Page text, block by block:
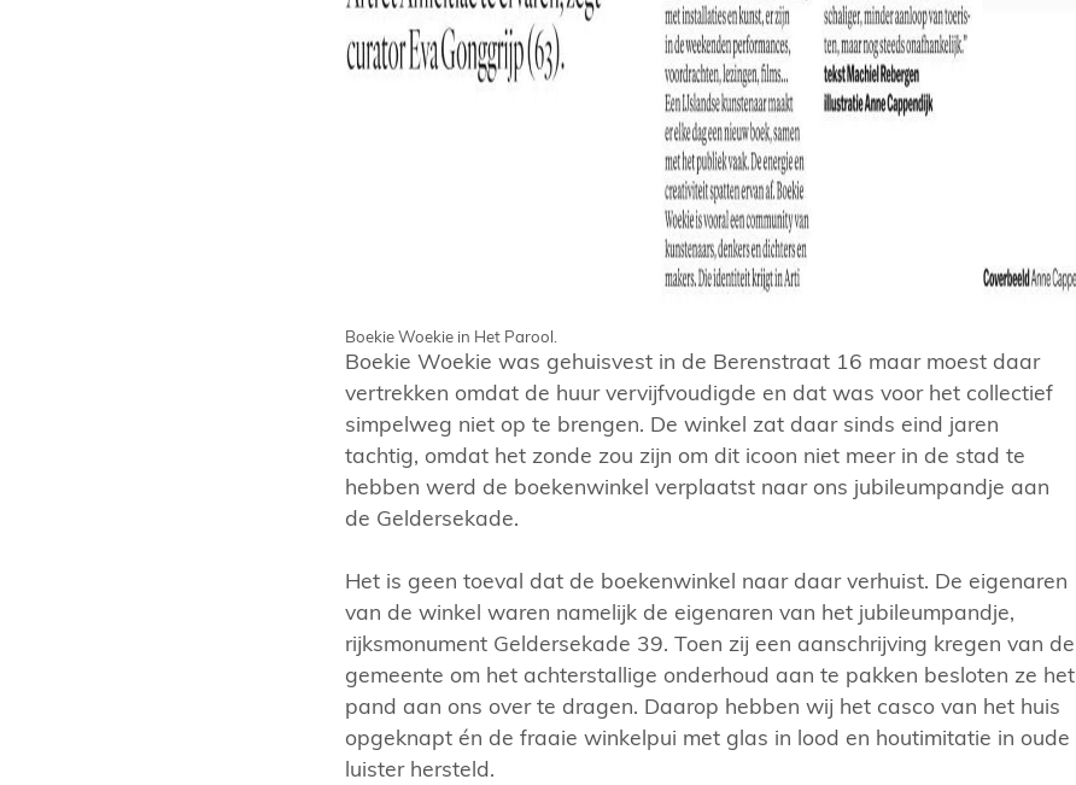
Boekie Woekie in Het Parool.
Boekie Woekie was gehuisvest in de Berenstraat 16 maar moest daar
vertrekken omdat de huur vervijfvoudigde en dat was voor het collectief
simpelweg niet op te brengen. De winkel zat daar sinds eind jaren
tachtig, omdat het zonde zou zijn om dit icoon niet meer in de stad te
hebben werd de boekenwinkel verplaatst naar ons jubileumpandje aan
de Geldersekade.
Het is geen toeval dat de boekenwinkel naar daar verhuist. De eigenaren
van de winkel waren namelijk de eigenaren van het jubileumpandje,
rijksmonument Geldersekade 39. Toen zij een aanschrijving kregen van de
gemeente om het achterstallige onderhoud aan te pakken besloten ze het
pand aan ons over te dragen. Daarop hebben wij het casco van het huis
opgeknapt én de fraaie winkelpui met glas in lood en houtimitatie in oude
luister hersteld.